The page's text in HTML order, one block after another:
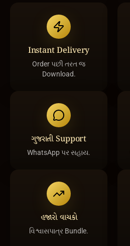
Instant Delivery
Order પછી તરત જ
Download.
ગુજરાતી Support
WhatsApp પર સહાય.
હજારો વાચકો
વિશ્વાસપાત્ર Bundle.